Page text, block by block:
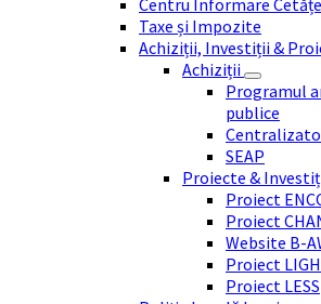
Centru Informare
Taxe și Impozite
Achiziții, Investiții &
Achiziții
Programul
publice
SEAP
Proiecte &
Proiect
Proiect
Website B-
Proiect
Proiect LESS